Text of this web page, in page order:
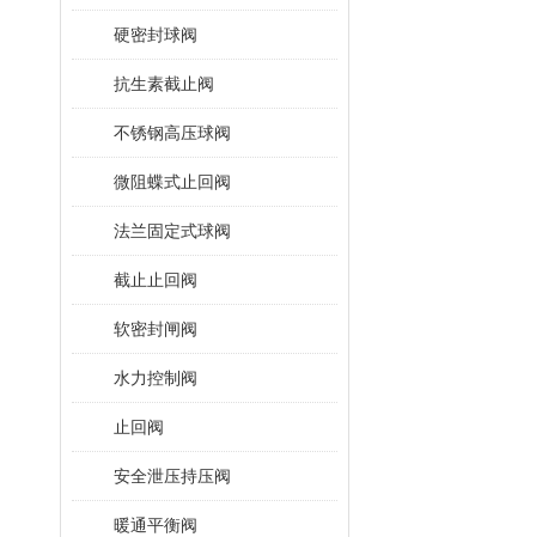
硬密封球阀
抗生素截止阀
不锈钢高压球阀
微阻蝶式止回阀
法兰固定式球阀
截止止回阀
软密封闸阀
水力控制阀
止回阀
安全泄压持压阀
暖通平衡阀